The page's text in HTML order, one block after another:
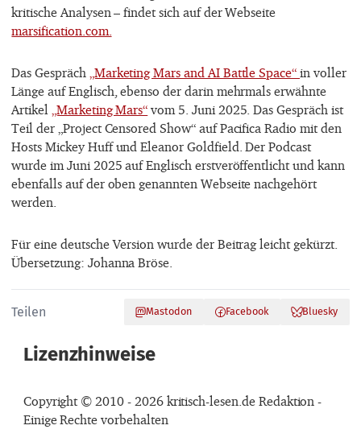
kritische Analysen – findet sich auf der Webseite
marsification.com.
Das Gespräch „Marketing Mars and AI Battle Space“in voller
Länge auf Englisch, ebenso der darin mehrmals erwähnte
Artikel „Marketing Mars“ vom 5. Juni 2025. Das Gespräch ist
Teil der „Project Censored Show“ auf Pacifica Radio mit den
Hosts Mickey Huff und Eleanor Goldfield. Der Podcast
wurde im Juni 2025 auf Englisch erstveröffentlicht und kann
ebenfalls auf der oben genannten Webseite nachgehört
werden.
Für eine deutsche Version wurde der Beitrag leicht gekürzt.
Übersetzung: Johanna Bröse.
Teilen Mastodon Facebook Bluesky
Lizenzhinweise
Copyright © 2010 - 2026 kritisch-lesen.de Redaktion -
Einige Rechte vorbehalten